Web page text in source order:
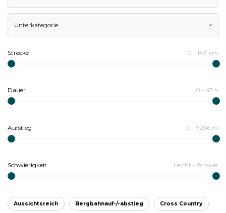
Unterkategorie
Strecke 0 - 143 km
Dauer 0 - 47 h
Aufstieg 0 - 7266 m
Schwierigkeit Leicht - Schwer
Aussichtsreich Bergbahnauf-/-abstieg Cross Country